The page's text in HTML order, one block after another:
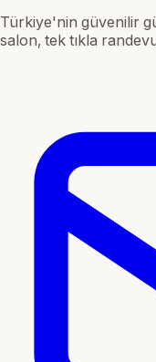
Türkiye'nin güvenilir
salon, tek tıkla